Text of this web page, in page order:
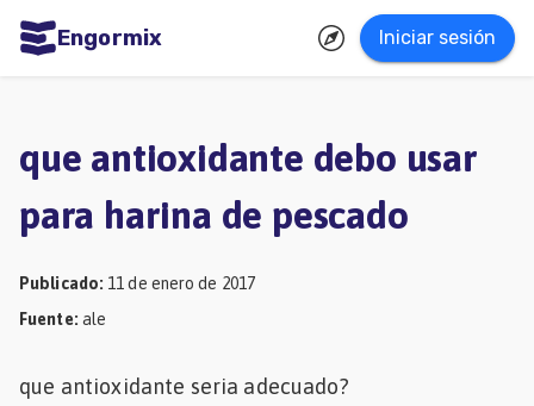
Engormix Iniciar sesión
Agricultura
Balanceados
Piensos
Ganadería
que antioxidante debo usar
para harina de pescado
Publicado: 11 de enero de 2017
Fuente: ale
que antioxidante seria adecuado?